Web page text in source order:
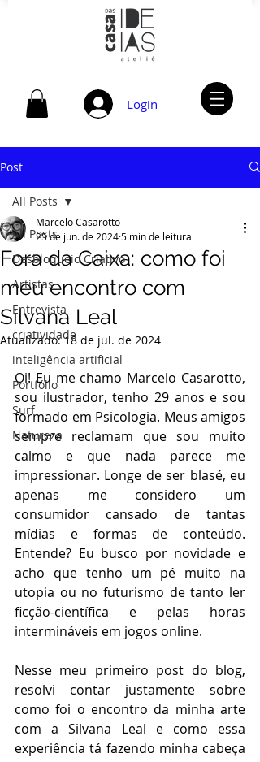
Login
Post
All Posts
Desbloqueio Criativo
Artistas
Entrevista
criatividade
inteligência artificial
Portfólio
Surf
Natureza
All Posts
Fora da Caixa: como foi
meu encontro com
Silvana Leal
Marcelo Casarotto
25 de jun. de 20245 min de leitura
Atualizado:18 de jul. de 2024
Oi! Eu me chamo Marcelo Casarotto,
sou ilustrador, tenho 29 anos e sou
formado em Psicologia. Meus amigos
sempre reclamam que sou muito
calmo e que nada parece me
impressionar. Longe de ser blasé, eu
apenas me considero um
consumidor cansado de tantas
mídias e formas de conteúdo.
Entende? Eu busco por novidade e
acho que tenho um pé muito na
utopia ou no futurismo de tanto ler
ficção-científica e pelas horas
intermináveis em jogos online.
Nesse meu primeiro post do blog,
resolvi contar justamente sobre
como foi o encontro da minha arte
com a Silvana Leal e como essa
experiência tá fazendo minha cabeça